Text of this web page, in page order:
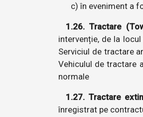
c) în eveniment a
1.26. Tractare
intervenție, de la
Serviciul de tractare
Vehiculul de tractare
normale
1.27. Tractare
înregistrat pe